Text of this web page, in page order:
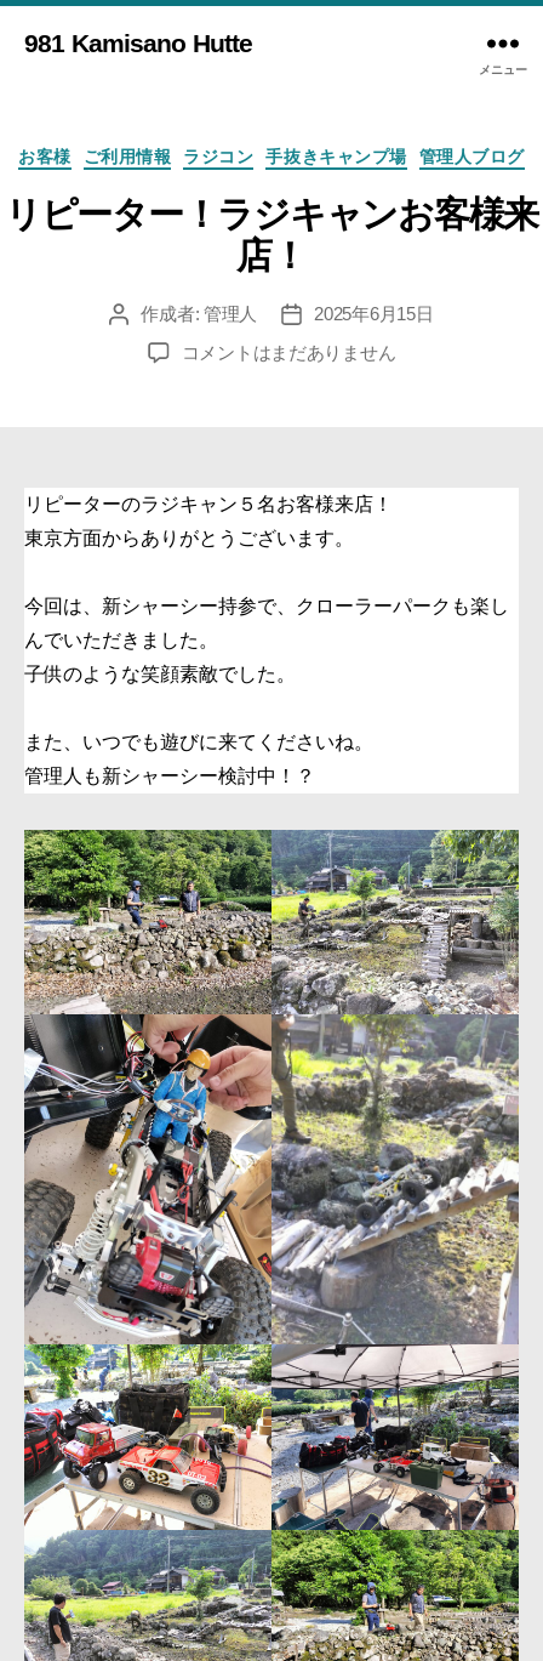
981 Kamisano Hutte
メニュー
カ
テ
ゴ
リ
ー
お客様 ご利用情報 ラジコン 手抜きキャンプ場 管理人ブログ
リピーター！ラジキャンお客様来
店！
投
作成者: 管理人
投
稿
日
2025年6月15日
リ
ジ
キ
お
客
様
へ
の
コメントはまだありません
リピーターのラジキャン５名お客様来店！
東京方面からありがとうございます。
今回は、新シャーシー持参で、クローラーパークも楽し
んでいただきました。
子供のような笑顔素敵でした。
また、いつでも遊びに来てくださいね。
管理人も新シャーシー検討中！？